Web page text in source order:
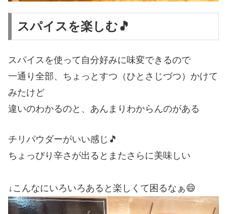
スパイスを楽しむ🎵
スパイスを使って自分好みに味変できるので
一通り全部、ちょっとすつ（ひとさじづつ）かけて
みたけど
違いのわかるのと、あんまりわからんのがある
チリパウダーがいい感じ🎵
ちょっぴり辛さが出るとまたさらに美味しい
↓こんなにいろいろあると楽しくて困るなぁ😄